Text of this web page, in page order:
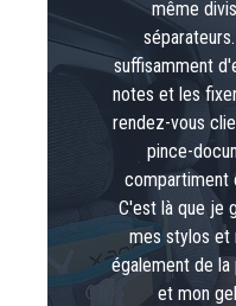
même
suffisamment
notes et les
rendez-vous
pince-
compartiment
C'est là que je
mes stylos et
également de la
et mon